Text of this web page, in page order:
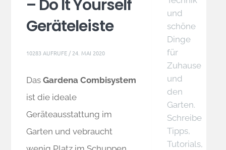
– Do It Yourself
Geräteleiste
10283 AUFRUFE /24. MAI 2020
DasGardena Combisystem
ist die ideale
Geräteausstattung im
Garten und vebraucht
und
schöne
Dinge
für
Zuhause
und
den
Garten.
Schreibe
Tipps,
Tutorials,